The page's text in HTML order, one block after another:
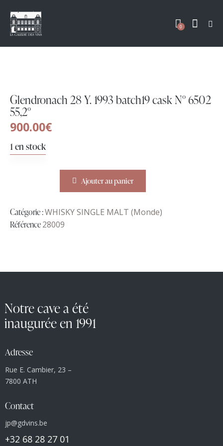
0
Glendronach 28 Y. 1993 batch19 cask N° 6502
55,2°
900.00€
1 en stock
Ajouter au panier
Catégorie :WHISKY SINGLE MALT (Monde)
Référence28009
Notre cave a été
inaugurée en 1991
Adresse
Rue E. Cambier, 23 –
7800 ATH
Contact
jp@gdvins.be
+32 68 28 27 01